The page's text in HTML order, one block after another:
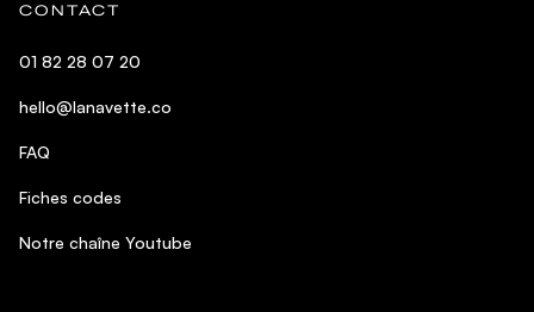
CONTACT
01 82 28 07 20
hello@lanavette.co
FAQ
Fiches codes
Notre chaîne Youtube